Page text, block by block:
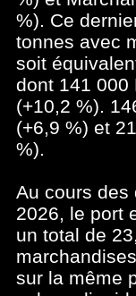
%). Ce
tonnes avec
soit
dont 141 000
(+10,2 %).
(+6,9 %) et
%).
Au cours des
2026, le port
un total de
sur la même